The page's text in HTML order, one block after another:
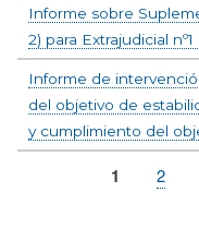
Informe sobre
2) para Extrajudicial
Informe de
del objetivo de
y cumplimiento del
Página
1 Page
2